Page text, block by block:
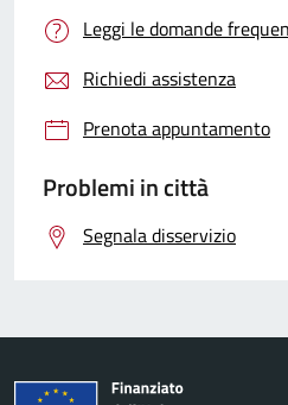
Leggi le domande
Richiedi assistenza
Prenota appuntamento
Problemi in città
Segnala disservizio